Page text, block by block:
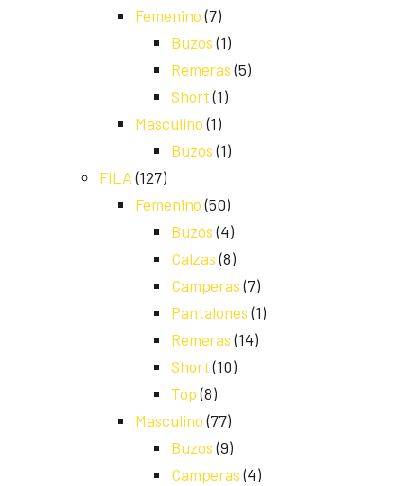
Femenino (7)
Buzos (1)
Remeras (5)
Short (1)
Masculino (1)
Buzos (1)
FILA (127)
Femenino (50)
Buzos (4)
Calzas (8)
Camperas (7)
Pantalones (1)
Remeras (14)
Short (10)
Top (8)
Masculino (77)
Buzos (9)
Camperas (4)